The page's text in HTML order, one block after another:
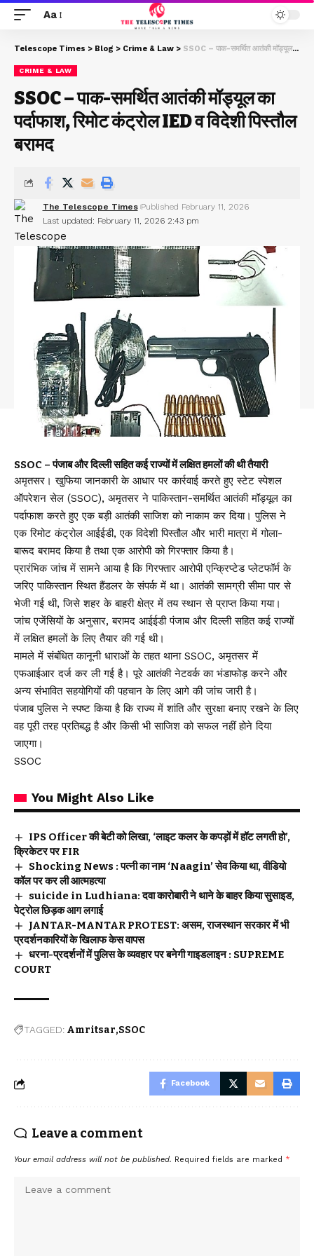
Aa
Telescope Times > Blog > Crime & Law > SSOC – पाक-समर्थित आतंकी मॉड्यूल का पर्दाफाश, रिमोट कंट्रोल IED व विदेशी पिस्तौल बरामद
CRIME & LAW
SSOC – पाक-समर्थित आतंकी मॉड्यूल का
पर्दाफाश, रिमोट कंट्रोल IED व विदेशी पिस्तौल
बरामद
Last updated: February 11, 2026 2:43 pm
The Telescope Times Published February 11, 2026
SSOC – पंजाब और दिल्ली सहित कई राज्यों में लक्षित हमलों की थी तैयारी
अमृतसर। खुफिया जानकारी के आधार पर कार्रवाई करते हुए स्टेट स्पेशल
ऑपरेशन सेल (SSOC), अमृतसर ने पाकिस्तान-समर्थित आतंकी मॉड्यूल का
पर्दाफाश करते हुए एक बड़ी आतंकी साजिश को नाकाम कर दिया। पुलिस ने
एक रिमोट कंट्रोल आईईडी, एक विदेशी पिस्तौल और भारी मात्रा में गोला-
बारूद बरामद किया है तथा एक आरोपी को गिरफ्तार किया है।
प्रारंभिक जांच में सामने आया है कि गिरफ्तार आरोपी एन्क्रिप्टेड प्लेटफॉर्म के
जरिए पाकिस्तान स्थित हैंडलर के संपर्क में था। आतंकी सामग्री सीमा पार से
भेजी गई थी, जिसे शहर के बाहरी क्षेत्र में तय स्थान से प्राप्त किया गया।
जांच एजेंसियों के अनुसार, बरामद आईईडी पंजाब और दिल्ली सहित कई राज्यों
में लक्षित हमलों के लिए तैयार की गई थी।
मामले में संबंधित कानूनी धाराओं के तहत थाना SSOC, अमृतसर में
एफआईआर दर्ज कर ली गई है। पूरे आतंकी नेटवर्क का भंडाफोड़ करने और
अन्य संभावित सहयोगियों की पहचान के लिए आगे की जांच जारी है।
पंजाब पुलिस ने स्पष्ट किया है कि राज्य में शांति और सुरक्षा बनाए रखने के लिए
वह पूरी तरह प्रतिबद्ध है और किसी भी साजिश को सफल नहीं होने दिया
जाएगा।
SSOC
You Might Also Like
IPS Officer की बेटी को लिखा, ‘लाइट कलर के कपड़ों में हॉट लगती हो’,
क्रिकेटर पर FIR
Shocking News : पत्नी का नाम ‘Naagin’ सेव किया था, वीडियो
कॉल पर कर ली आत्महत्या
suicide in Ludhiana: दवा कारोबारी ने थाने के बाहर किया सुसाइड,
पेट्रोल छिड़क आग लगाई
JANTAR-MANTAR PROTEST: असम, राजस्थान सरकार में भी
प्रदर्शनकारियों के खिलाफ केस वापस
धरना-प्रदर्शनों में पुलिस के व्यवहार पर बनेगी गाइडलाइन : SUPREME
COURT
TAGGED: Amritsar SSOC
Facebook
Leave a comment
Your email address will not be published. Required fields are marked *